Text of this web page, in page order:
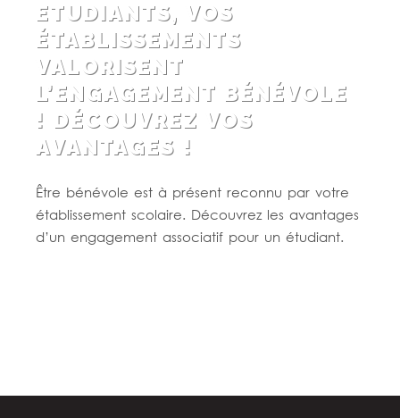
ETUDIANTS, VOS
ÉTABLISSEMENTS
VALORISENT
L’ENGAGEMENT BÉNÉVOLE
! DÉCOUVREZ VOS
AVANTAGES !
Être bénévole est à présent reconnu par votre
établissement scolaire. Découvrez les avantages
d’un engagement associatif pour un étudiant.